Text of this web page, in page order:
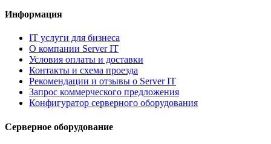
Информация
IT услуги для бизнеса
О компании Server IT
Условия оплаты и доставки
Контакты и схема проезда
Рекомендации и отзывы о Server IT
Запрос коммерческого предложения
Конфигуратор серверного оборудования
Серверное оборудование